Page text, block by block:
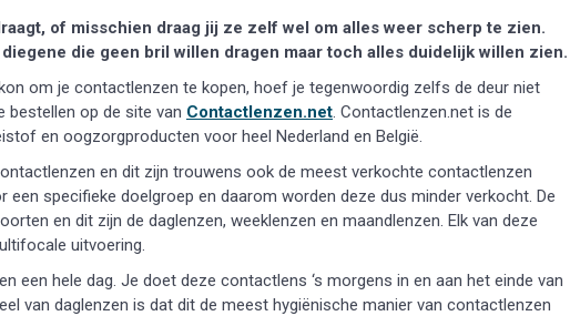
of misschien draag jij ze zelf wel om alles weer scherp te zien.
die geen bril willen dragen maar toch alles duidelijk willen zien.
om je contactlenzen te kopen, hoef je tegenwoordig zelfs de deur niet
bestellen op de site van Contactlenzen.net. Contactlenzen.net is de
en oogzorgproducten voor heel Nederland en België.
en dit zijn trouwens ook de meest verkochte contactlenzen
specifieke doelgroep en daarom worden deze dus minder verkocht. De
en dit zijn de daglenzen, weeklenzen en maandlenzen. Elk van deze
uitvoering.
een hele dag. Je doet deze contactlens ‘s morgens in en aan het einde van
van daglenzen is dat dit de meest hygiënische manier van contactlenzen